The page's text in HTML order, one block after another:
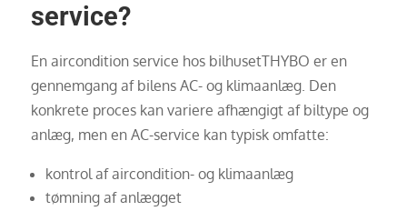
service?
En aircondition service hos bilhusetTHYBO er en
gennemgang af bilens AC- og klimaanlæg. Den
konkrete proces kan variere afhængigt af biltype og
anlæg, men en AC-service kan typisk omfatte:
kontrol af aircondition- og klimaanlæg
tømning af anlægget